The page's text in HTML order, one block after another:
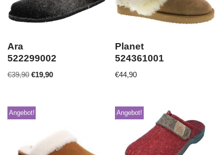
Ara
522299002
€39,90 €19,90
Planet
524361001
€44,90
Angebot! Angebot!